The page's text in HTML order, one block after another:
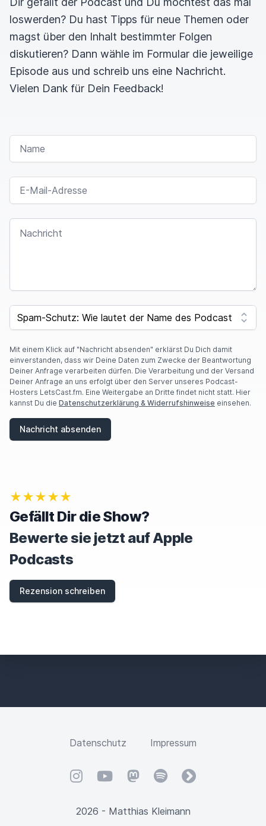
loswerden? Du hast Tipps für neue Themen oder
magst über den Inhalt bestimmter Folgen
diskutieren? Dann wähle im Formular die jeweilige
Episode aus und schreib uns eine Nachricht.
Vielen Dank für Dein Feedback!
NAME
E-MAIL-ADRESSE
NACHRICHT
F
O
A
R
E
A
H
U
R
E
T
H
I
S
F
E
SPAM CAPTCHA
Mit einem Klick auf "Nachricht absenden" erklärst Du Dich damit
einverstanden, dass wir Deine Daten zum Zwecke der Beantwortung
Deiner Anfrage verarbeiten dürfen. Die Verarbeitung und der Versand
Deiner Anfrage an uns erfolgt über den Server unseres Podcast-
Hosters LetsCast.fm. Eine Weitergabe an Dritte findet nicht statt. Hier
kannst Du die Datenschutzerklärung & Widerrufshinweise einsehen.
Nachricht absenden
★★★★★
Gefällt Dir die Show?
Bewerte sie jetzt auf Apple
Podcasts
Rezension schreiben
Datenschutz Impressum
InstagramYouTubeMastodonSpotifyfyyd
2026 - Matthias Kleimann